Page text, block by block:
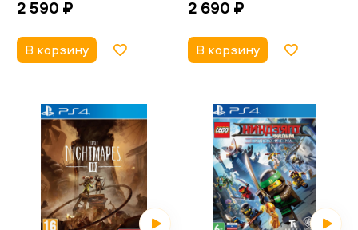
2 590 ₽
В корзину
2 690 ₽
В корзину